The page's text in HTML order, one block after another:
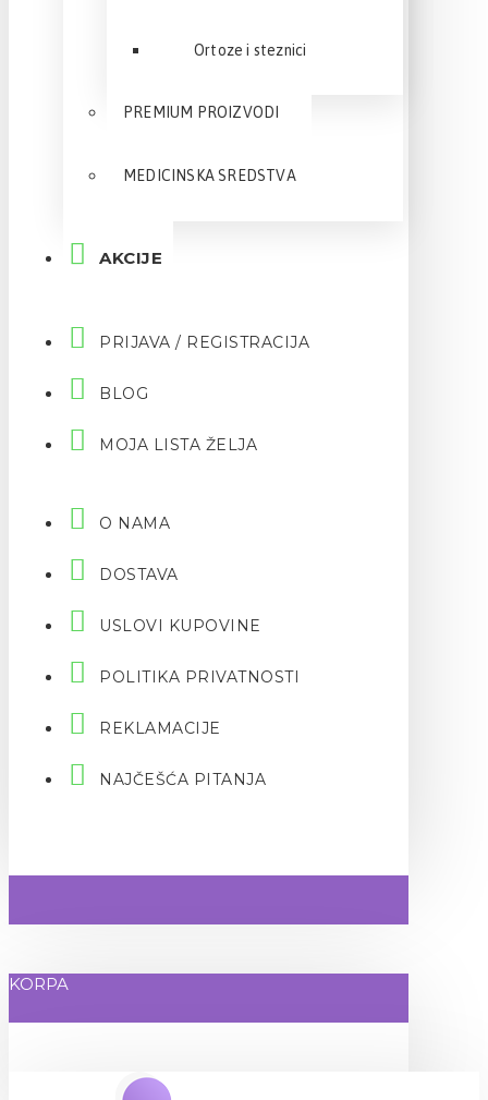
Ortoze i steznici
PREMIUM PROIZVODI
MEDICINSKA SREDSTVA
AKCIJE
PRIJAVA / REGISTRACIJA
BLOG
MOJA LISTA ŽELJA
O NAMA
DOSTAVA
USLOVI KUPOVINE
POLITIKA PRIVATNOSTI
REKLAMACIJE
NAJČEŠĆA PITANJA
KORPA